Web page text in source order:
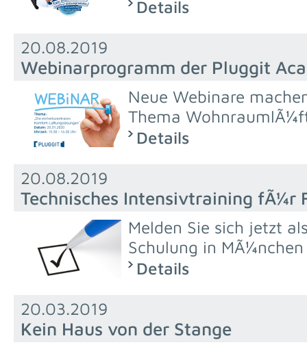
Details
20.08.2019
Webinarprogramm der Pluggit
Neue Webinare
Thema
Details
20.08.2019
Technisches Intensivtraining fÃ¼r
Melden Sie sich jetzt
Schulung in
Details
20.03.2019
Kein Haus von der Stange